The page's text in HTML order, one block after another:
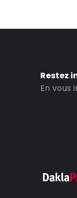
Restez
En vous